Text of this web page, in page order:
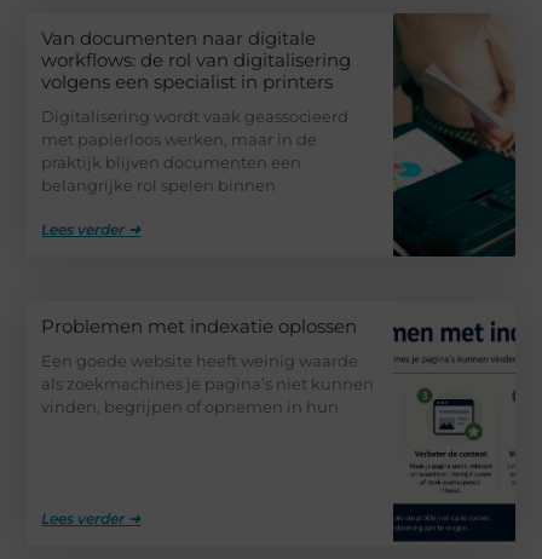
Van documenten naar digitale
workflows: de rol van digitalisering
volgens een specialist in printers
Digitalisering wordt vaak geassocieerd
met papierloos werken, maar in de
praktijk blijven documenten een
belangrijke rol spelen binnen
Lees verder ➜
Problemen met indexatie oplossen
Een goede website heeft weinig waarde
als zoekmachines je pagina’s niet kunnen
vinden, begrijpen of opnemen in hun
Lees verder ➜